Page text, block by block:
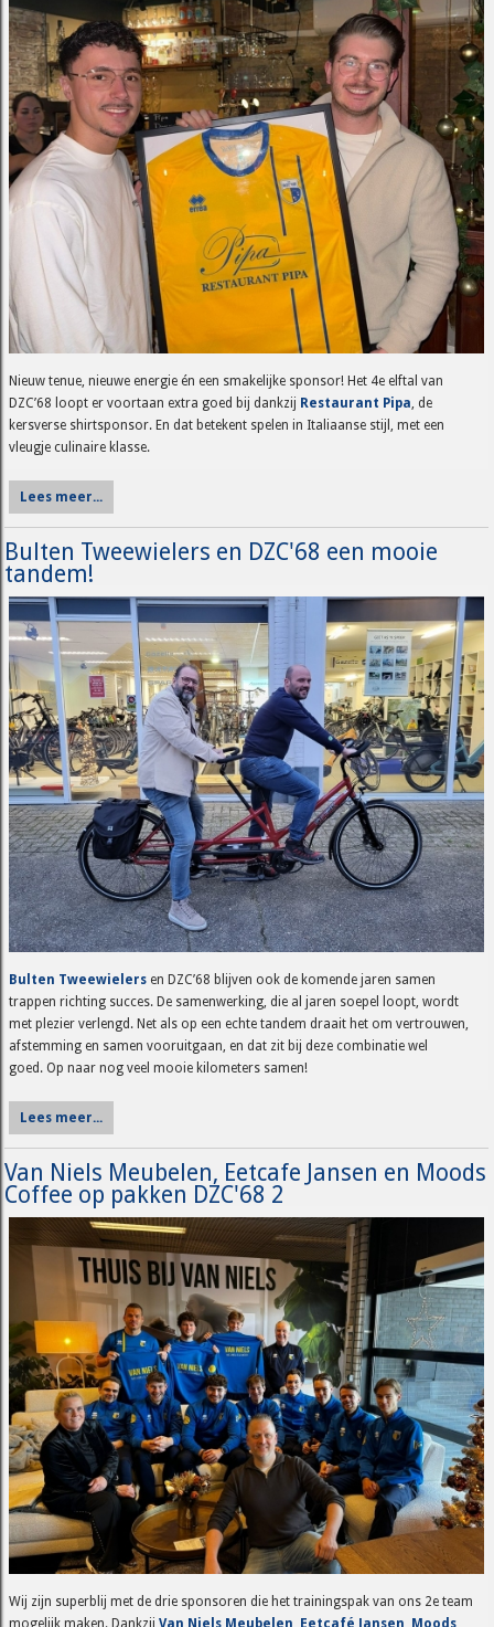
Nieuw tenue, nieuwe energie én een smakelijke sponsor! Het 4e elftal van
DZC’68 loopt er voortaan extra goed bij dankzij Restaurant Pipa , de
kersverse shirtsponsor. En dat betekent spelen in Italiaanse stijl, met een
vleugje culinaire klasse.
Lees meer...
Bulten Tweewielers en DZC'68 een mooie
tandem!
Bulten Tweewielers en DZC’68 blijven ook de komende jaren samen
trappen richting succes. De samenwerking, die al jaren soepel loopt, wordt
met plezier verlengd. Net als op een echte tandem draait het om vertrouwen,
afstemming en samen vooruitgaan, en dat zit bij deze combinatie wel
goed. Op naar nog veel mooie kilometers samen!
Lees meer...
Van Niels Meubelen, Eetcafe Jansen en Moods
Coffee op pakken DZC'68 2
Wij zijn superblij met de drie sponsoren die het trainingspak van ons 2e team
mogelijk maken. DankzijVan Niels Meubelen Eetcafé Jansen Moods